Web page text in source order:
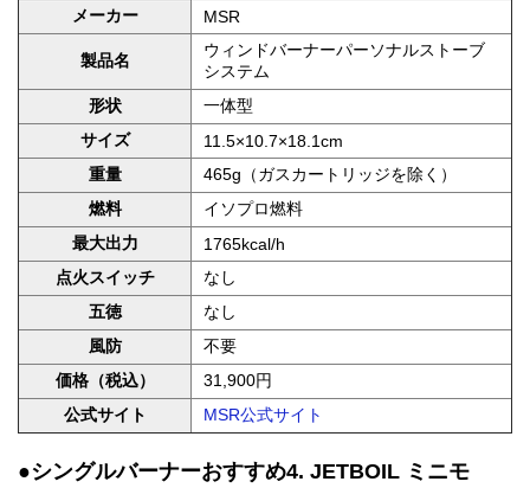
メーカー MSR
製品名
ウィンドバーナーパーソナルストーブ
システム
形状
一体型
サイズ
11.5×10.7×18.1cm
重量
465g（ガスカートリッジを除く）
燃料
イソプロ燃料
最大出力
1765kcal/h
点火スイッチ
なし
五徳
なし
風防
不要
価格（税込）
31,900円
公式サイト
MSR公式サイト
●シングルバーナーおすすめ4. JETBOIL ミニモ